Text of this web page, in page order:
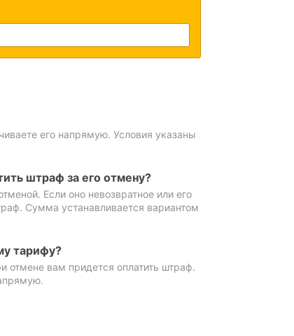
его напрямую. Условия указаны
штраф за его отмену?
Если оно невозвратное или его
Сумма устанавливается вариантом
тарифу?
отмене вам придется оплатить штраф.